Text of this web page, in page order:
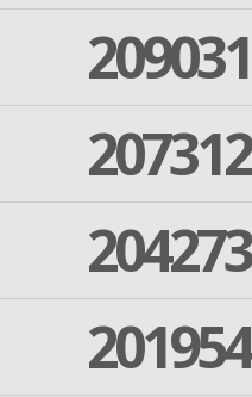
209031
207312
204273
201954